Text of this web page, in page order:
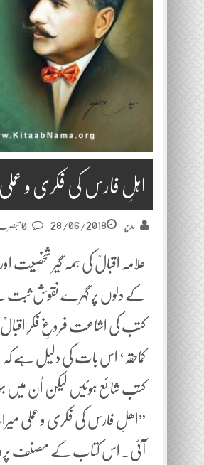
اہلِ فارس کی فکری و
مدیر 28/06/2018
علامہ اقبالؒ کی ہمہ گیر شخصیت
کے دلوں پر گہرے نقوش ثبت
کتب کی اشاعت فروغِ فکرِ اقبالؒ
کماحقہ‘ اس بات کی دلیل ہے کہ
کتب شائع ہوئیں لیکن اُن
آئی۔ اس کتاب کے مصنف پروفیسر